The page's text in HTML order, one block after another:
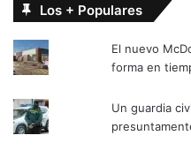
Los + Populares
El nuevo
forma en
Un guardia